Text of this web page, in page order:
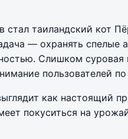
стал таиландский кот
— охранять спелые
Слишком суровая
пользователей
как настоящий
покуситься на